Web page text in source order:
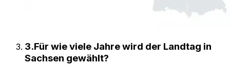
3.Für wie viele Jahre wird der Landtag in
Sachsen gewählt?